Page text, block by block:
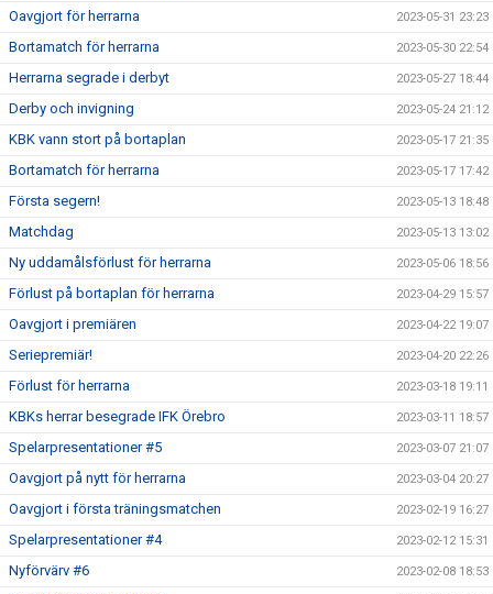
Oavgjort för herrarna 2023-05-31 23:23
Bortamatch för herrarna 2023-05-30 22:54
Herrarna segrade i derbyt 2023-05-27 18:44
Derby och invigning 2023-05-24 21:12
KBK vann stort på bortaplan 2023-05-17 21:35
Bortamatch för herrarna 2023-05-17 17:42
Första segern! 2023-05-13 18:48
Matchdag 2023-05-13 13:02
Ny uddamålsförlust för herrarna 2023-05-06 18:56
Förlust på bortaplan för herrarna 2023-04-29 15:57
Oavgjort i premiären 2023-04-22 19:07
Seriepremiär! 2023-04-20 22:26
Förlust för herrarna 2023-03-18 19:11
KBKs herrar besegrade IFK Örebro 2023-03-11 18:57
Spelarpresentationer #5 2023-03-07 21:07
Oavgjort på nytt för herrarna 2023-03-04 20:27
Oavgjort i första träningsmatchen 2023-02-19 16:27
Spelarpresentationer #4 2023-02-12 15:31
Nyförvärv #6 2023-02-08 18:53